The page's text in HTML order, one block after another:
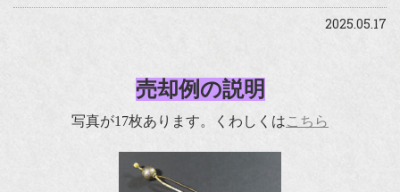
2025.05.17
売却例の説明
写真が17枚あります。くわしくはこちら